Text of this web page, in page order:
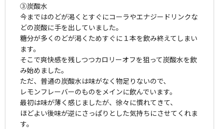
③炭酸水
今まではのどが渇くとすぐにコーラやエナジードリンクな
どの炭酸に手を出していました。
糖分が多くのどが渇くためすぐに１本を飲み終えてしまい
ます。
そこで爽快感を残しつつカロリーオフを狙って炭酸水を飲
み始めました。
ただ、普通の炭酸水は味がなく物足りないので、
レモンフレーバーのものをメインに飲んでいます。
最初は味が薄く感じましたが、徐々に慣れてきて、
ほどよい後味が逆にさっぱりとした気持ちにさせてくれま
す。